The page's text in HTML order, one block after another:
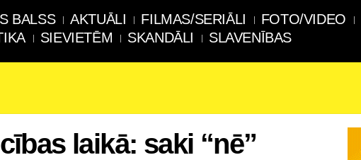
BALSS AKTUĀLI FILMAS/SERIĀLI FOTO/VIDEO
SIEVIETĒM SKANDĀLI SLAVENĪBAS
laikā: saki “nē”